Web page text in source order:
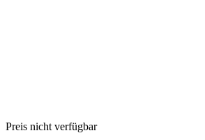
Preis nicht verfügbar